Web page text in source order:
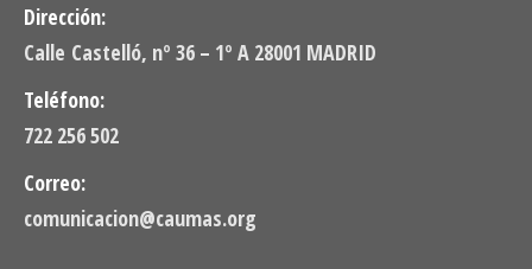
Dirección:
Calle Castelló, nº 36 – 1º A 28001 MADRID
Teléfono:
722 256 502
Correo:
comunicacion@caumas.org